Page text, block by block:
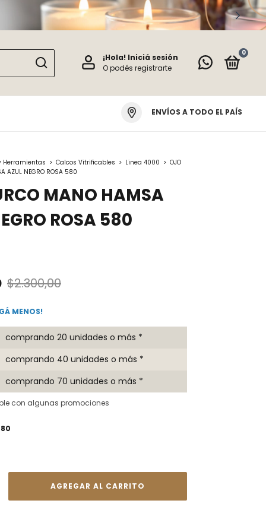
¡Hola! Iniciá sesión
O podés registrarte
0
ENVÍOS A TODO EL PAÍS
Herramientas > Calcos Vitrificables > Linea 4000 > OJO
AZUL NEGRO ROSA 580
MANO HAMSA
ROSA 580
$2.300,00
MENOS!
comprando 20 unidades o más *
comprando 40 unidades o más *
comprando 70 unidades o más *
con algunas promociones